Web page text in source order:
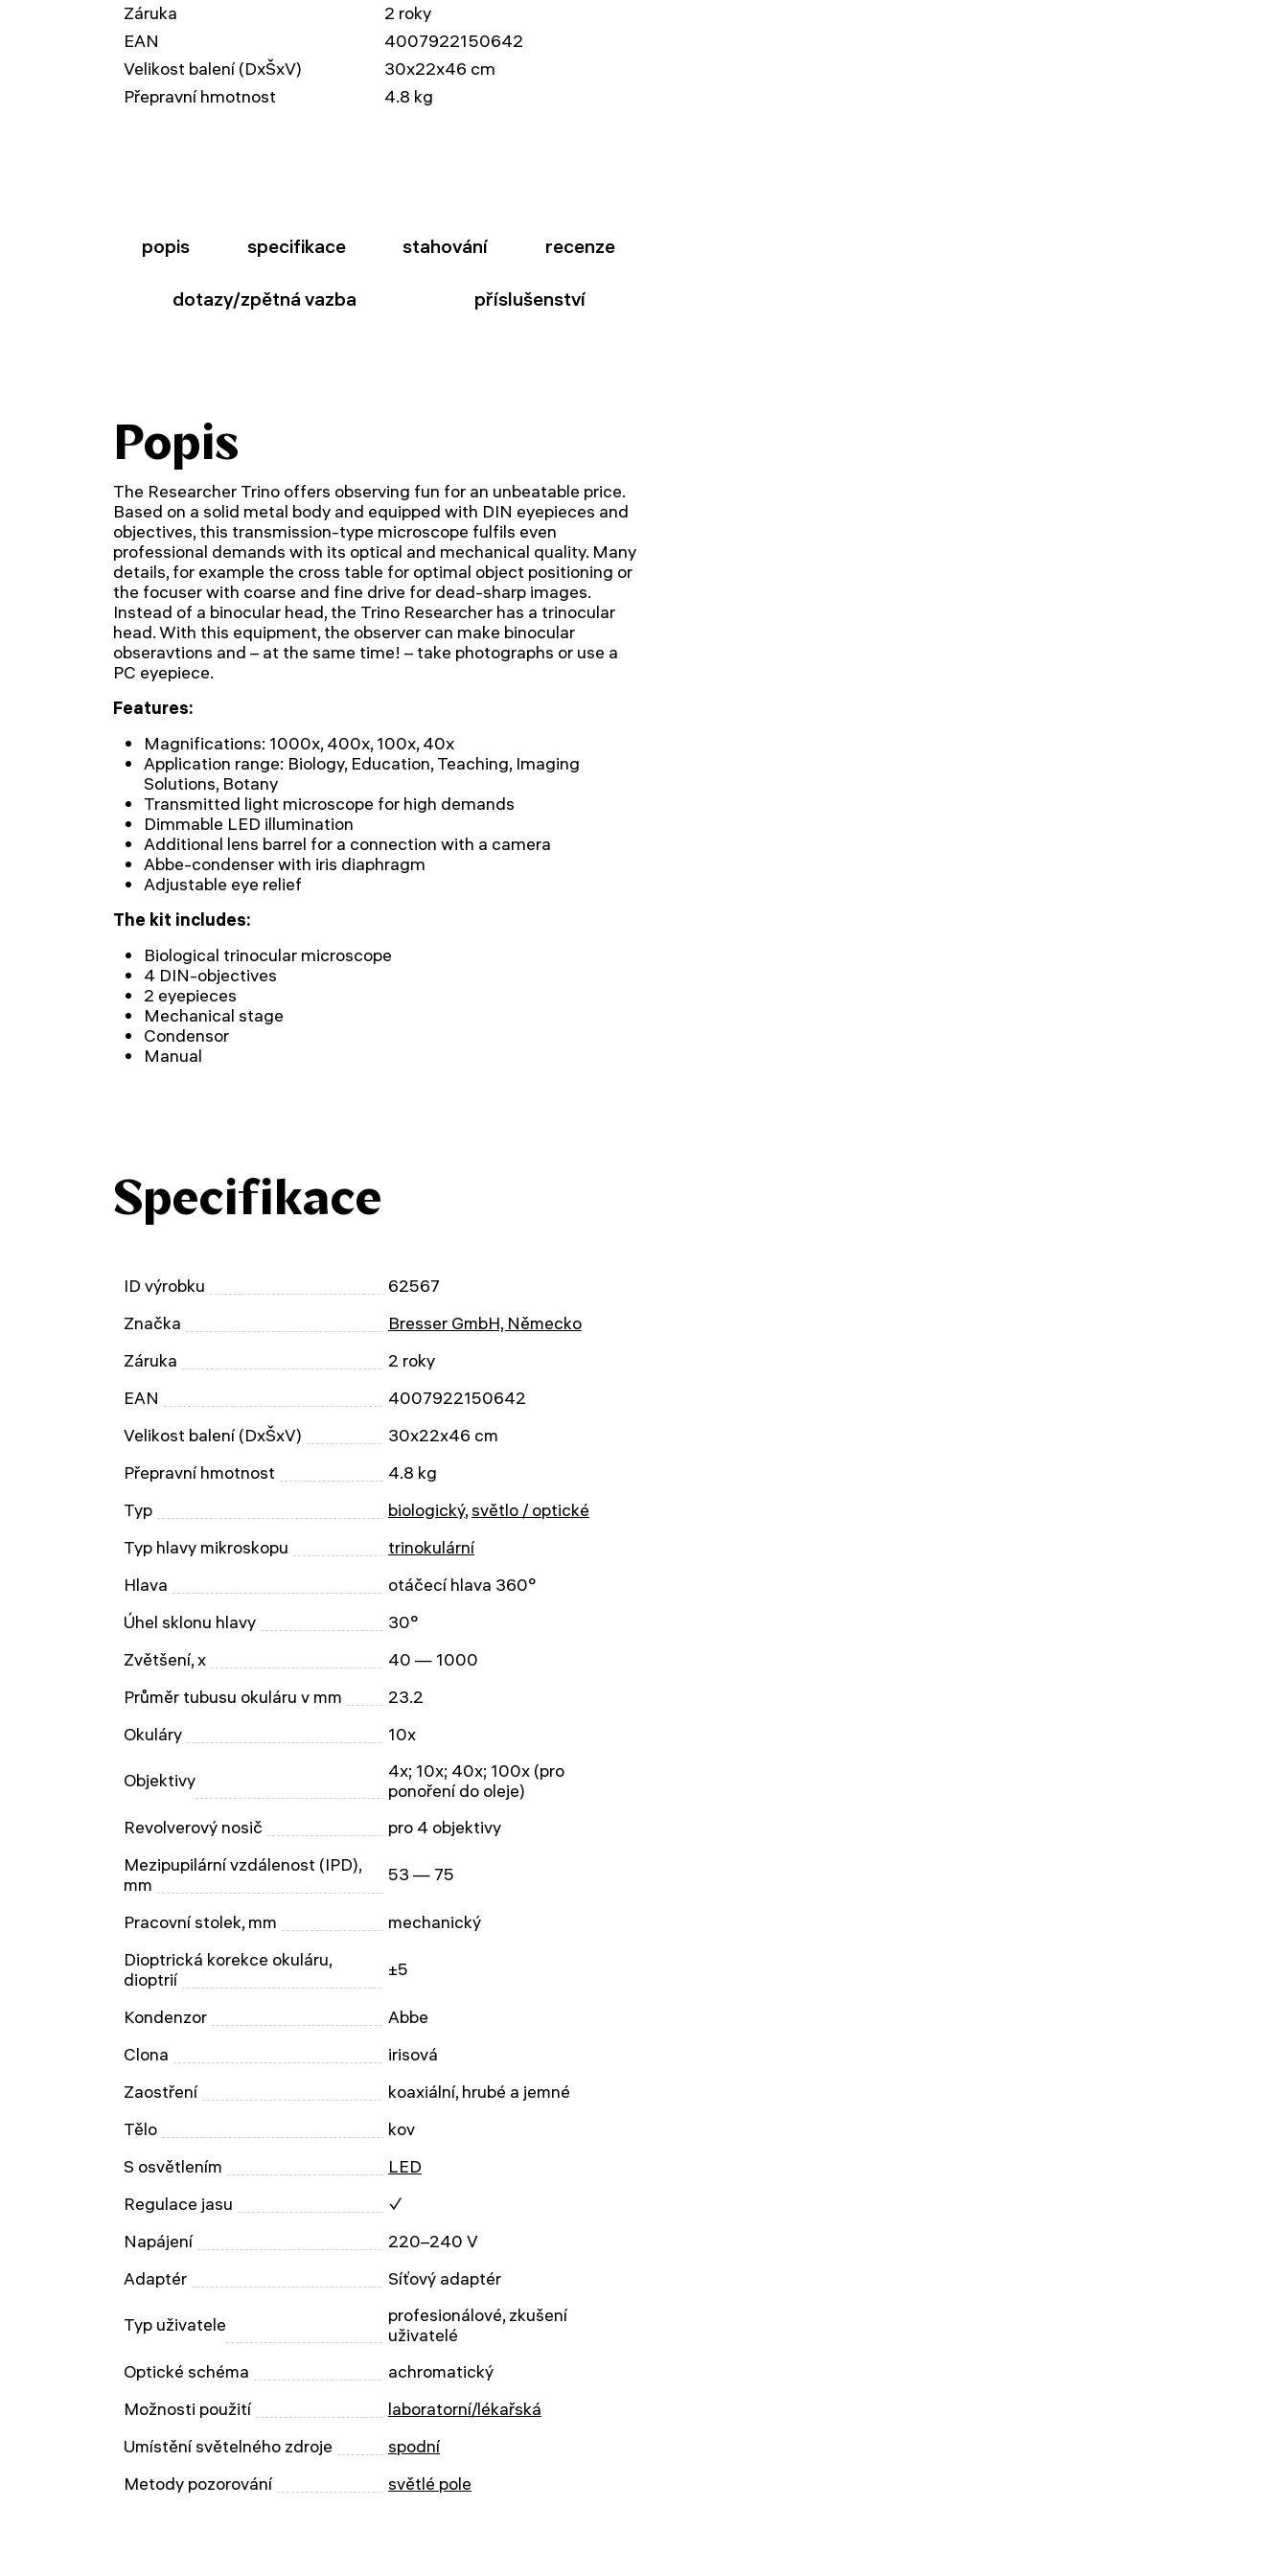
Záruka
2 roky
EAN
4007922150642
Velikost balení (DxŠxV)
30x22x46 cm
Přepravní hmotnost
4.8 kg
popis specifikace stahování recenze
dotazy/zpětná vazba příslušenství
Popis
The Researcher Trino offers observing fun for an unbeatable price.
Based on a solid metal body and equipped with DIN eyepieces and
objectives, this transmission-type microscope fulfils even
professional demands with its optical and mechanical quality. Many
details, for example the cross table for optimal object positioning or
the focuser with coarse and fine drive for dead-sharp images.
Instead of a binocular head, the Trino Researcher has a trinocular
head. With this equipment, the observer can make binocular
obseravtions and – at the same time! – take photographs or use a
PC eyepiece.
Features:
Magnifications: 1000x, 400x, 100x, 40x
Application range: Biology, Education, Teaching, Imaging
Solutions, Botany
Transmitted light microscope for high demands
Dimmable LED illumination
Additional lens barrel for a connection with a camera
Abbe-condenser with iris diaphragm
Adjustable eye relief
The kit includes:
Biological trinocular microscope
4 DIN-objectives
2 eyepieces
Mechanical stage
Condensor
Manual
Specifikace
ID výrobku
62567
Značka
Bresser GmbH, Německo
Záruka
2 roky
EAN
4007922150642
Velikost balení (DxŠxV)
30x22x46 cm
Přepravní hmotnost
4.8 kg
Typ
biologický, světlo / optické
Typ hlavy mikroskopu
trinokulární
Hlava
otáčecí hlava 360°
Úhel sklonu hlavy
30°
Zvětšení, x
40 — 1000
Průměr tubusu okuláru v mm
23.2
Okuláry
10x
Objektivy
4x; 10x; 40x; 100x (pro
ponoření do oleje)
Revolverový nosič
pro 4 objektivy
Mezipupilární vzdálenost (IPD),
mm
53 — 75
Pracovní stolek, mm
mechanický
Dioptrická korekce okuláru,
dioptrií
±5
Kondenzor
Abbe
Clona
irisová
Zaostření
koaxiální, hrubé a jemné
Tělo
kov
S osvětlením
LED
Regulace jasu
✓
Napájení
220–240 V
Adaptér
Síťový adaptér
Typ uživatele
profesionálové, zkušení
uživatelé
Optické schéma
achromatický
Možnosti použití
laboratorní/lékařská
Umístění světelného zdroje
spodní
Metody pozorování
světlé pole